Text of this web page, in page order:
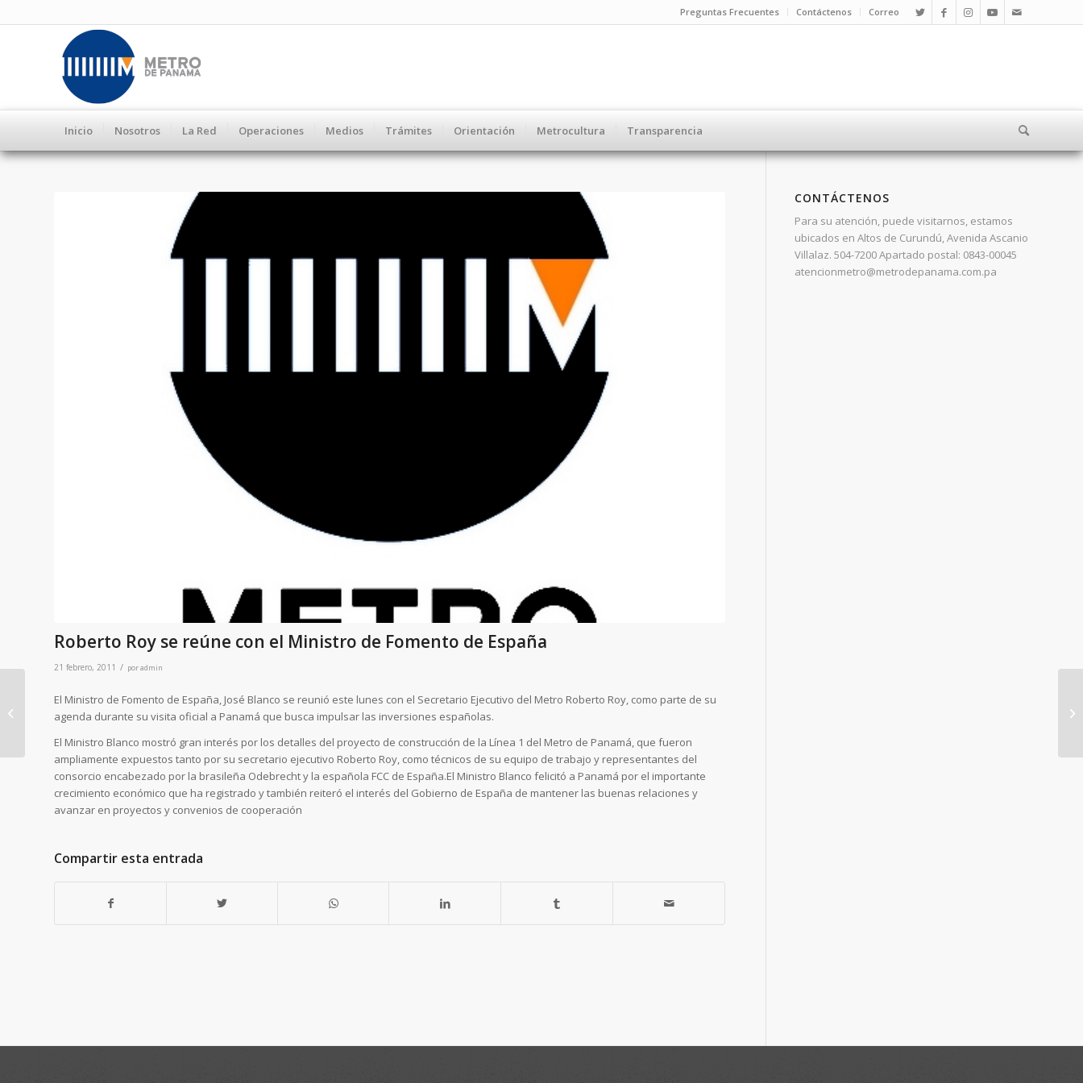
Preguntas Frecuentes Contáctenos Correo
Inicio Nosotros La Red Operaciones Medios Trámites Orientación Metrocultura Transparencia
Roberto Roy se reúne con el Ministro de Fomento de España
21 febrero, 2011 / poradmin
El Ministro de Fomento de España, José Blanco se reunió este lunes con el Secretario Ejecutivo del Metro Roberto Roy, como parte de su
agenda durante su visita oficial a Panamá que busca impulsar las inversiones españolas.
El Ministro Blanco mostró gran interés por los detalles del proyecto de construcción de la Línea 1 del Metro de Panamá, que fueron
ampliamente expuestos tanto por su secretario ejecutivo Roberto Roy, como técnicos de su equipo de trabajo y representantes del
consorcio encabezado por la brasileña Odebrecht y la española FCC de España.El Ministro Blanco felicitó a Panamá por el importante
crecimiento económico que ha registrado y también reiteró el interés del Gobierno de España de mantener las buenas relaciones y
avanzar en proyectos y convenios de cooperación
Compartir esta entrada
CONTÁCTENOS
Para su atención, puede visitarnos, estamos
ubicados en Altos de Curundú, Avenida Ascanio
Villalaz. 504-7200 Apartado postal: 0843-00045
atencionmetro@metrodepanama.com.pa
Presidente Martinelli
se reúne con
Empresarios de Alstom